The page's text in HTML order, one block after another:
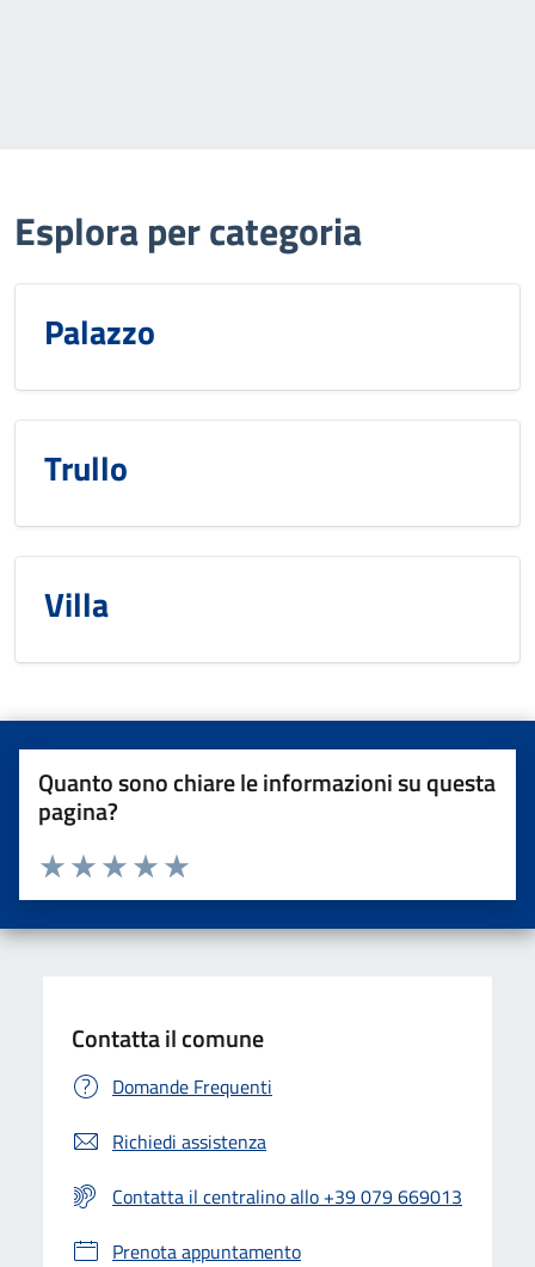
Esplora per categoria
Palazzo
Trullo
Villa
Quanto sono chiare le informazioni su questa
pagina?
Valuta da 1 a 5 stelle la pagina
Valuta 5 stelle su 5
Valuta 4 stelle su 5
Valuta 3 stelle su 5
Valuta 2 stelle su 5
Valuta una stella su 5
Contatta il comune
Domande Frequenti
Richiedi assistenza
Contatta il centralino allo +39 079 669013
Prenota appuntamento